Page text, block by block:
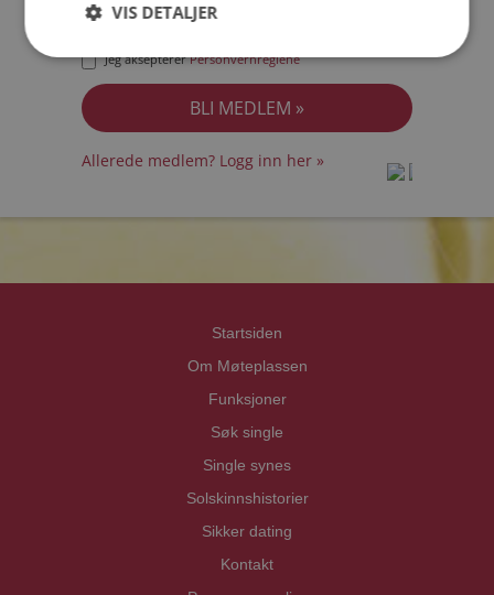
Jeg akseptererPersonvernreglene
Allerede medlem? Logg inn her »
Startsiden
Om Møteplassen
Funksjoner
Søk single
Single synes
Solskinnshistorier
Sikker dating
Kontakt
VIS DETALJER